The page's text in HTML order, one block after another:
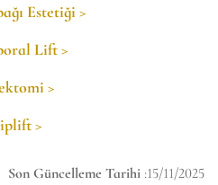
Estetiği >
Lift >
>
>
Son Güncelleme Tarihi :15/11/2025